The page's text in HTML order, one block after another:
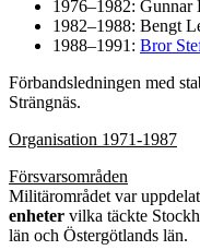
1976–1982: Gunnar
1982–1988: Bengt
1988–1991: Bror
Förbandsledningen med
Strängnäs.
Organisation 1971-1987
Försvarsområden
Militärområdet var
enheter vilka täckte
län och Östergötlands län.